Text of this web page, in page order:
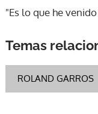
"Es lo que he
Temas
ROLAND GARROS